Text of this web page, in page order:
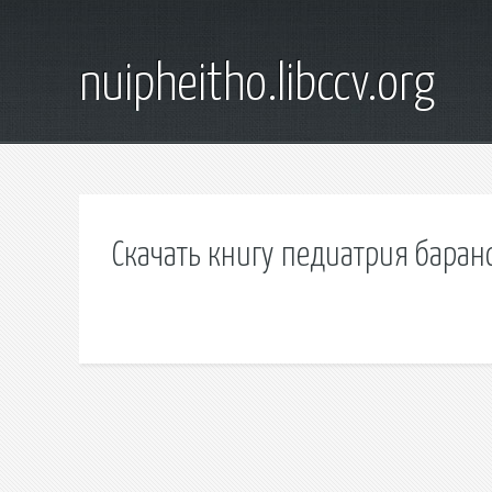
nuipheitho.libccv.org
Скачать книгу педиатрия